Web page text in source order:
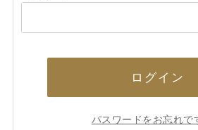
須)
ログイン
パスワードをお忘れで